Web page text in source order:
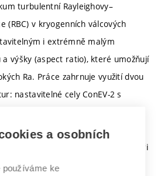
turbulentní Rayleighovy–
(RBC) v kryogenních válcových
i extrémně malým
výšky (aspect ratio), které umožňují
Ra. Práce zahrnuje využití dvou
nastavitelné cely ConEV-2 s
0.1. Tyto konfigurace umožňují
extrémním rozsahu Ra 1E4–1E15 při
Pozornost bude věnována vlivu
a osobních
používáme ke